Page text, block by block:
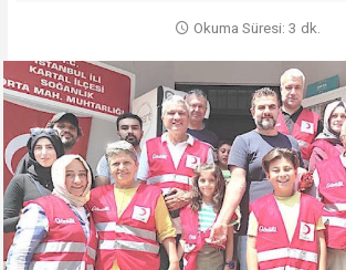
Okuma Süresi: 3 dk.